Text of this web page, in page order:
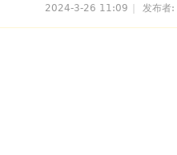
›
2024-3-26 11:09 发布者: